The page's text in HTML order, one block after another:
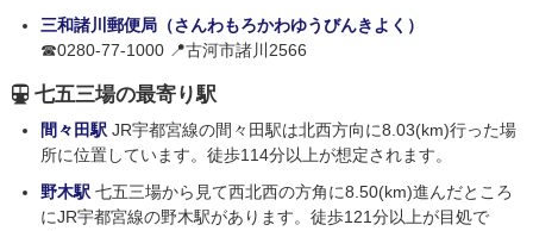
三和諸川郵便局（さんわもろかわゆうびんきよく）
☎0280-77-1000 📍古河市諸川2566
七五三場の最寄り駅
間々田駅 JR宇都宮線の間々田駅は北西方向に8.03(km)行った場
所に位置しています。徒歩114分以上が想定されます。
野木駅 七五三場から見て西北西の方角に8.50(km)進んだところ
にJR宇都宮線の野木駅があります。徒歩121分以上が目処で